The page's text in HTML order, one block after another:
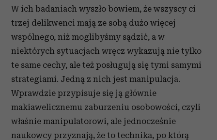
W ich badaniach wyszło bowiem, że wszyscy ci
trzej delikwenci mają ze sobą dużo więcej
wspólnego, niż moglibyśmy sądzić, a w
niektórych sytuacjach wręcz wykazują nie tylko
te same cechy, ale też posługują się tymi samymi
strategiami. Jedną z nich jest manipulacja.
Wprawdzie przypisuje się ją głównie
makiawelicznemu zaburzeniu osobowości, czyli
właśnie manipulatorowi, ale jednocześnie
naukowcy przyznają, że to technika, po którą